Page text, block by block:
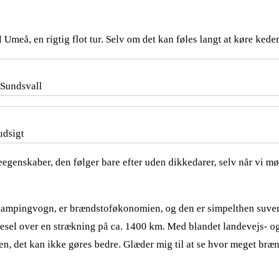
en rigtig flot tur. Selv om det kan føles langt at køre
den følger bare efter uden dikkedarer, selv når vi
er brændstoføkonomien, og den er simpelthen
over en strækning på ca. 1400 km. Med blandet landevejs-
det kan ikke gøres bedre. Glæder mig til at se hvor meget